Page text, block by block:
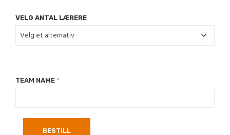
VELG ANTAL LÆRERE
TEAM NAME *
BESTILL